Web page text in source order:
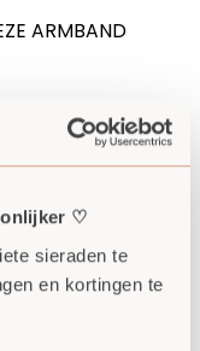
♡
sieraden te
en kortingen te
ARMBAND
te zijn?
alleen de
voor je